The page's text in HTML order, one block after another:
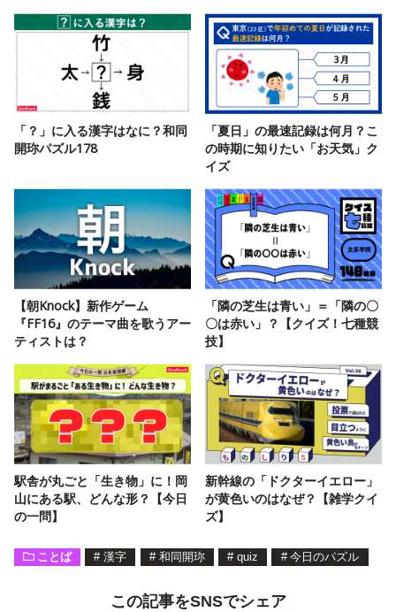
「？」に入る漢字はなに？和同
開珎パズル178
「夏日」の最速記録は何月？こ
の時期に知りたい「お天気」ク
イズ
【朝Knock】新作ゲーム
『FF16』のテーマ曲を歌うアー
ティストは？
「隣の芝生は青い」＝「隣の〇
〇は赤い」？【クイズ！七種競
技】
駅舎が丸ごと「生き物」に！岡
山にある駅、どんな形？【今日
の一問】
新幹線の「ドクターイエロー」
が黄色いのはなぜ？【雑学クイ
ズ】
ことば # 漢字 # 和同開珎 # quiz # 今日のパズル
この記事をSNSでシェア